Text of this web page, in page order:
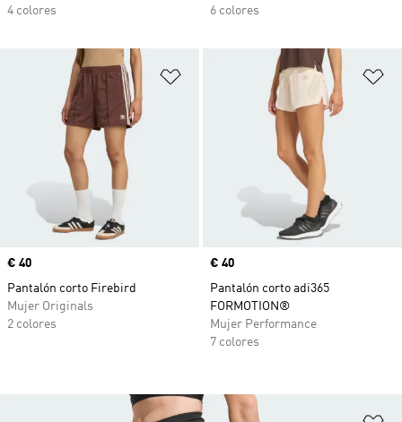
4 colores
6 colores
Añadir a la lista de deseos
Precio
€ 40
Pantalón corto Firebird
Mujer Originals
2 colores
Precio
€ 40
Pantalón corto adi365
FORMOTION®
Mujer Performance
7 colores